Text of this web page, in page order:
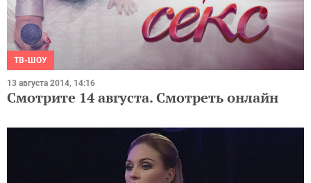
ТВ-ШОУ
13 августа 2014, 14:16
Смотрите 14 августа. Смотреть онлайн